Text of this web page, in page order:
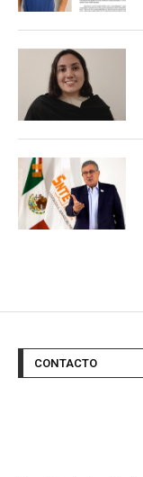
CONTACTO